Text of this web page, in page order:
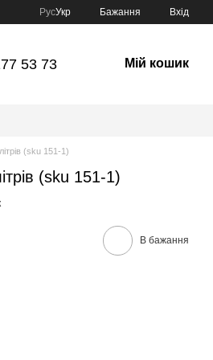
РусУкр Бажання Вхід
53 73 Мій кошик
(sku 151-1)
(sku 151-1)
В бажання